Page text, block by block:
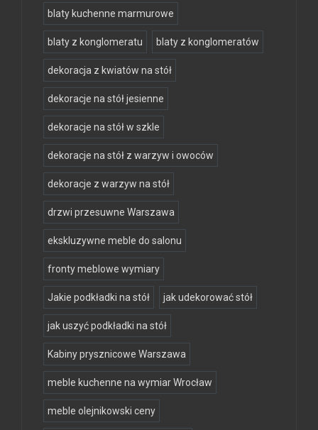
blaty kuchenne marmurowe
blaty z konglomeratu blaty z konglomeratów
dekoracja z kwiatów na stół
dekoracje na stół jesienne
dekoracje na stół w szkle
dekoracje na stół z warzyw i owoców
dekoracje z warzyw na stół
drzwi przesuwne Warszawa
ekskluzywne meble do salonu
fronty meblowe wymiary
Jakie podkładki na stół jak udekorować stół
jak uszyć podkładki na stół
Kabiny prysznicowe Warszawa
meble kuchenne na wymiar Wrocław
meble olejnikowski ceny